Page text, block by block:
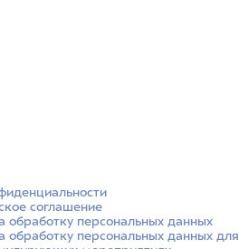
соглашение
обработку персональных данных
обработку персональных данных для